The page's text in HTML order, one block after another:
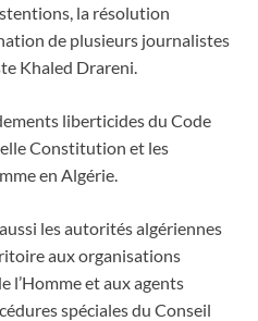
la résolution
de plusieurs journalistes
Khaled Drareni.
liberticides du Code
Constitution et les
en Algérie.
les autorités algériennes
aux organisations
l’Homme et aux agents
spéciales du Conseil